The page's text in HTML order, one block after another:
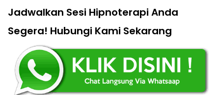
Jadwalkan Sesi Hipnoterapi Anda
Segera! Hubungi Kami Sekarang